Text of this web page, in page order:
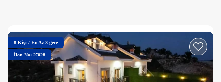
8 Kişi / En Az 3 gece
İlan No: 27028